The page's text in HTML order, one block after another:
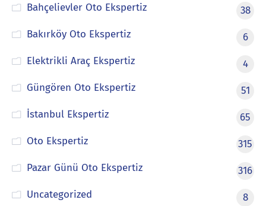
Bahçelievler Oto Ekspertiz
38
Bakırköy Oto Ekspertiz
6
Elektrikli Araç Ekspertiz
4
Güngören Oto Ekspertiz
51
İstanbul Ekspertiz
65
Oto Ekspertiz
315
Pazar Günü Oto Ekspertiz
316
Uncategorized
8